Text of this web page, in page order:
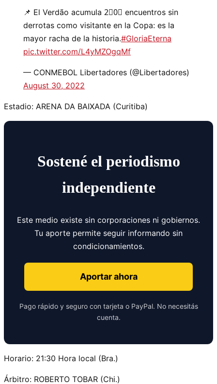
📌 El Verdão acumula 2⃣0⃣ encuentros sin
derrotas como visitante en la Copa: es la
mayor racha de la historia.#GloriaEterna
pic.twitter.com/L4yMZOgqMf
— CONMEBOL Libertadores (@Libertadores)
August 30, 2022
Estadio: ARENA DA BAIXADA (Curitiba)
Sostené el periodismo
independiente
Este medio existe sin corporaciones ni gobiernos.
Tu aporte permite seguir informando sin
condicionamientos.
Aportar ahora
Pago rápido y seguro con tarjeta o PayPal. No necesitás
cuenta.
Horario: 21:30 Hora local (Bra.)
Árbitro: ROBERTO TOBAR (Chi.)